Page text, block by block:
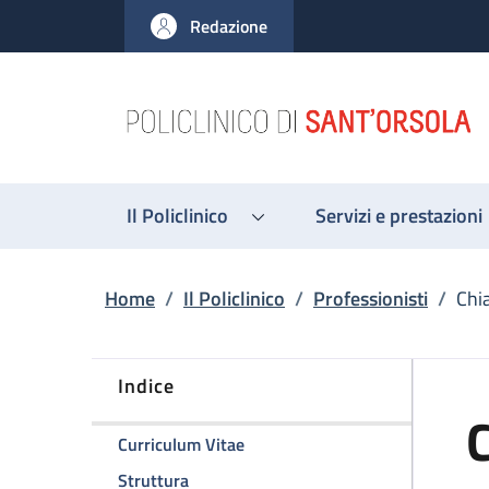
al contenuto principale
to footer content
Redazione
Il Policlinico Servizi e prestazioni
Briciole di pane
Home / Il Policlinico / Professionisti /
Indice
Curriculum Vitaedella pagina Chiara Zanfi
Strutturadella pagina Chiara Zanfi